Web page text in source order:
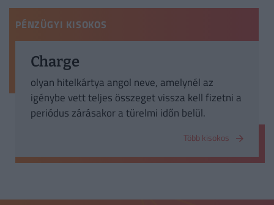
PÉNZÜGYI KISOKOS
Charge
olyan hitelkártya angol neve, amelynél az
igénybe vett teljes összeget vissza kell fizetni a
periódus zárásakor a türelmi időn belül.
Több kisokos